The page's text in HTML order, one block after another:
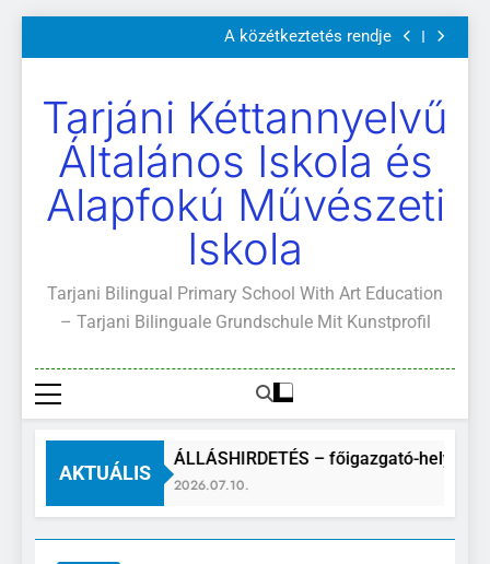
a
Szülői értekezletek 2026. május 04-14.
A közétkeztetés rendje
Kötelező és ajánlott olvasmányok
Szülői értekezletek 2026. május 04-14.
A közétkeztetés rendje
Kötelező és ajánlott olvasmányok
A Mi Világunk!
Tarjáni Kéttannyelvű
Általános Iskola és
Alapfokú Művészeti
Iskola
Tarjani Bilingual Primary School With Art Education
– Tarjani Bilinguale Grundschule Mit Kunstprofil
AKTUÁLIS
ÁLLÁSHIRDETÉS – főigazgató-helyettes
2026.07.10.